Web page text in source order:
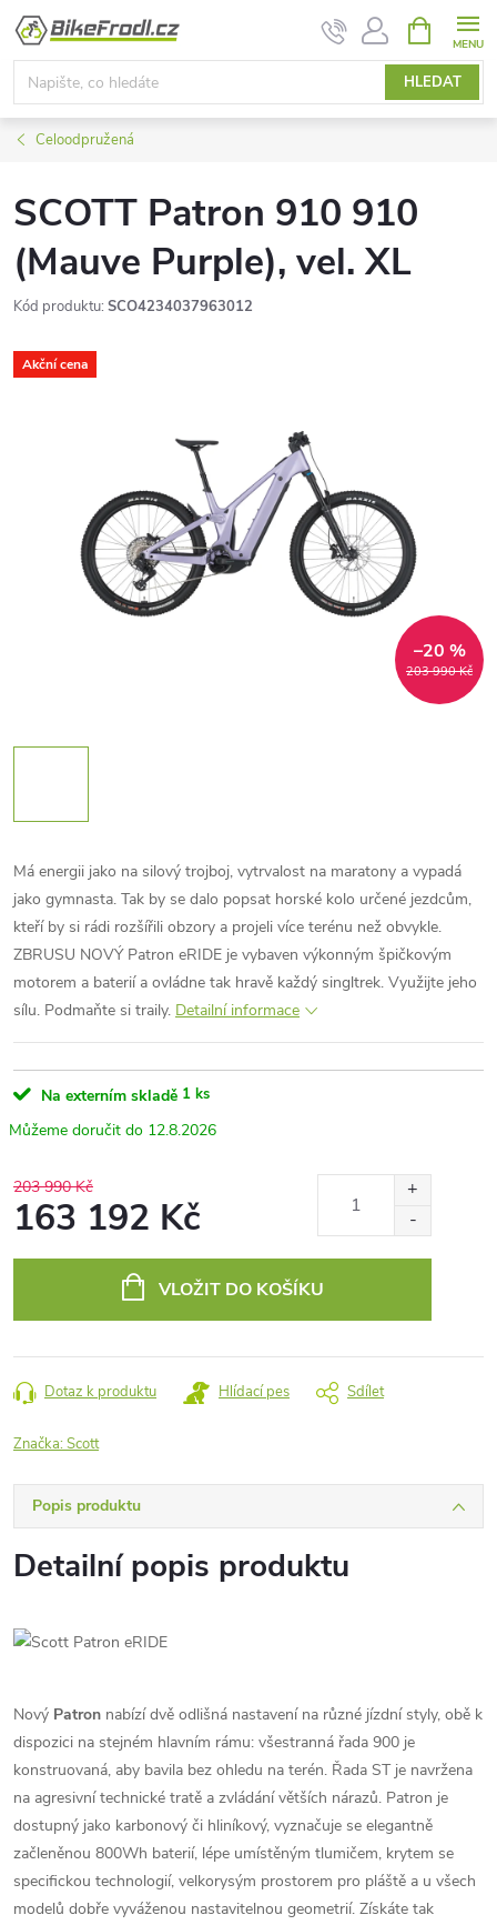
Přejít
obsah
HLEDAT
NÁKUPNÍ
KOŠÍK
Celoodpružená
SCOTT Patron 910 910
(Mauve Purple), vel. XL
Kód produktu: SCO4234037963012
Akční cena
203 990 Kč
–20 %
Má energii jako na silový trojboj, vytrvalost na maratony a vypadá
jako gymnasta. Tak by se dalo popsat horské kolo určené jezdcům,
kteří by si rádi rozšířili obzory a projeli více terénu než obvykle.
ZBRUSU NOVÝ Patron eRIDE je vybaven výkonným špičkovým
motorem a baterií a ovládne tak hravě každý singltrek. Využijte jeho
sílu. Podmaňte si traily. Detailní informace
Na externím skladě 1 ks
12.8.2026
203 990 Kč
163 192 Kč
VLOŽIT DO KOŠÍKU
Dotaz k produktu Hlídací pes Sdílet
Značka:Scott
Popis produktu
Detailní popis produktu
Nový Patron nabízí dvě odlišná nastavení na různé jízdní styly, obě k
dispozici na stejném hlavním rámu: všestranná řada 900 je
konstruovaná, aby bavila bez ohledu na terén. Řada ST je navržena
na agresivní technické tratě a zvládání větších nárazů. Patron je
dostupný jako karbonový či hliníkový, vyznačuje se elegantně
začleněnou 800Wh baterií, lépe umístěným tlumičem, krytem se
specifickou technologií, velkorysým prostorem pro pláště a u všech
modelů dobře vyváženou nastavitelnou geometrií. Získáte tak